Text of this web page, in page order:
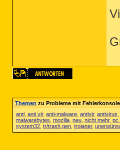
Themenzu Probleme mit
anti anti vir, anti-malware antivir, antivirus
malwarebytes mozilla neu nicht mehr, pc
system32 tr/trash.gen trojaner,